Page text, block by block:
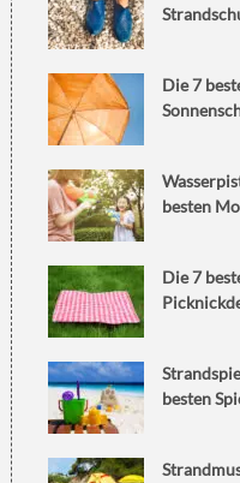
Die 7
besten
Die 7
besten